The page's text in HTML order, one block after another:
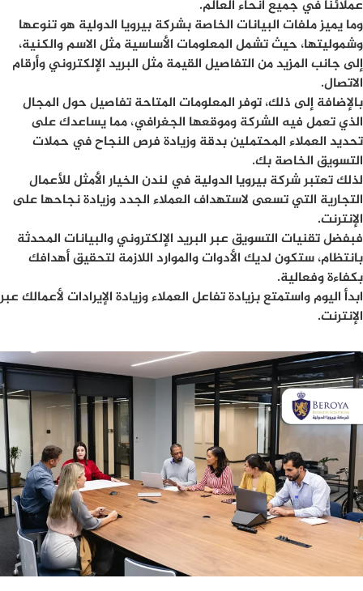
عملائنا في جميع أنحاء العالم.
وما يميز ملفات البيانات الخاصة بشركة بيرويا الدولية هو تنوعها
وشموليتها، حيث تشمل المعلومات الأساسية مثل الاسم والكنية،
إلى جانب المزيد من التفاصيل القيمة مثل البريد الإلكتروني وأرقام
الاتصال.
بالإضافة إلى ذلك، توفر المعلومات المتاحة تفاصيل حول المجال
الذي تعمل فيه الشركة وموقعها الجغرافي، مما يساعدك على
تحديد العملاء المحتملين بدقة وزيادة فرص النجاح في حملات
التسويق الخاصة بك.
لذلك تعتبر شركة بيرويا الدولية في لندن الخيار الأمثل للأعمال
التجارية التي تسعى لاستهداف العملاء الجدد وزيادة نجاحها على
الإنترنت.
فبفضل تقنيات التسويق عبر البريد الإلكتروني والبيانات المحدثة
بانتظام، ستكون لديك الأدوات والموارد اللازمة لتحقيق أهدافك
بكفاءة وفعالية.
ابدأ اليوم واستمتع بزيادة تفاعل العملاء وزيادة الإيرادات لأعمالك عبر
الإنترنت.